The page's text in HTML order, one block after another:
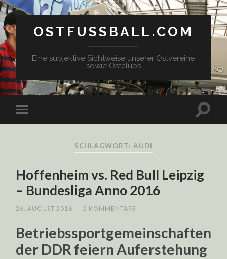
OSTFUSSBALL.COM
Eine subjektive Sichtweise unserer Ostvereine
sowie Ostclubs
SCHLAGWORT: AUDI
Hoffenheim vs. Red Bull Leipzig
– Bundesliga Anno 2016
26. AUGUST 2016 2 KOMMENTARE
Betriebssportgemeinschaften
der DDR feiern Auferstehung